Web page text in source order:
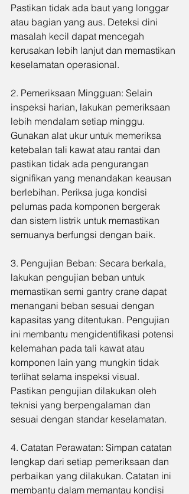
Pastikan tidak ada baut yang longgar
atau bagian yang aus. Deteksi dini
masalah kecil dapat mencegah
kerusakan lebih lanjut dan memastikan
keselamatan operasional.
2. Pemeriksaan Mingguan: Selain
inspeksi harian, lakukan pemeriksaan
lebih mendalam setiap minggu.
Gunakan alat ukur untuk memeriksa
ketebalan tali kawat atau rantai dan
pastikan tidak ada pengurangan
signifikan yang menandakan keausan
berlebihan. Periksa juga kondisi
pelumas pada komponen bergerak
dan sistem listrik untuk memastikan
semuanya berfungsi dengan baik.
3. Pengujian Beban: Secara berkala,
lakukan pengujian beban untuk
memastikan semi gantry crane dapat
menangani beban sesuai dengan
kapasitas yang ditentukan. Pengujian
ini membantu mengidentifikasi potensi
kelemahan pada tali kawat atau
komponen lain yang mungkin tidak
terlihat selama inspeksi visual.
Pastikan pengujian dilakukan oleh
teknisi yang berpengalaman dan
sesuai dengan standar keselamatan.
4. Catatan Perawatan: Simpan catatan
lengkap dari setiap pemeriksaan dan
perbaikan yang dilakukan. Catatan ini
membantu dalam memantau kondisi